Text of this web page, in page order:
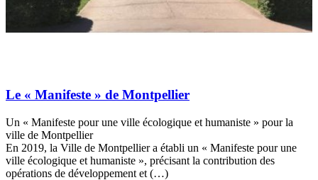
Le « Manifeste » de Montpellier
Un « Manifeste pour une ville écologique et humaniste » pour la
ville de Montpellier
En 2019, la Ville de Montpellier a établi un « Manifeste pour une
ville écologique et humaniste », précisant la contribution des
opérations de développement et (…)